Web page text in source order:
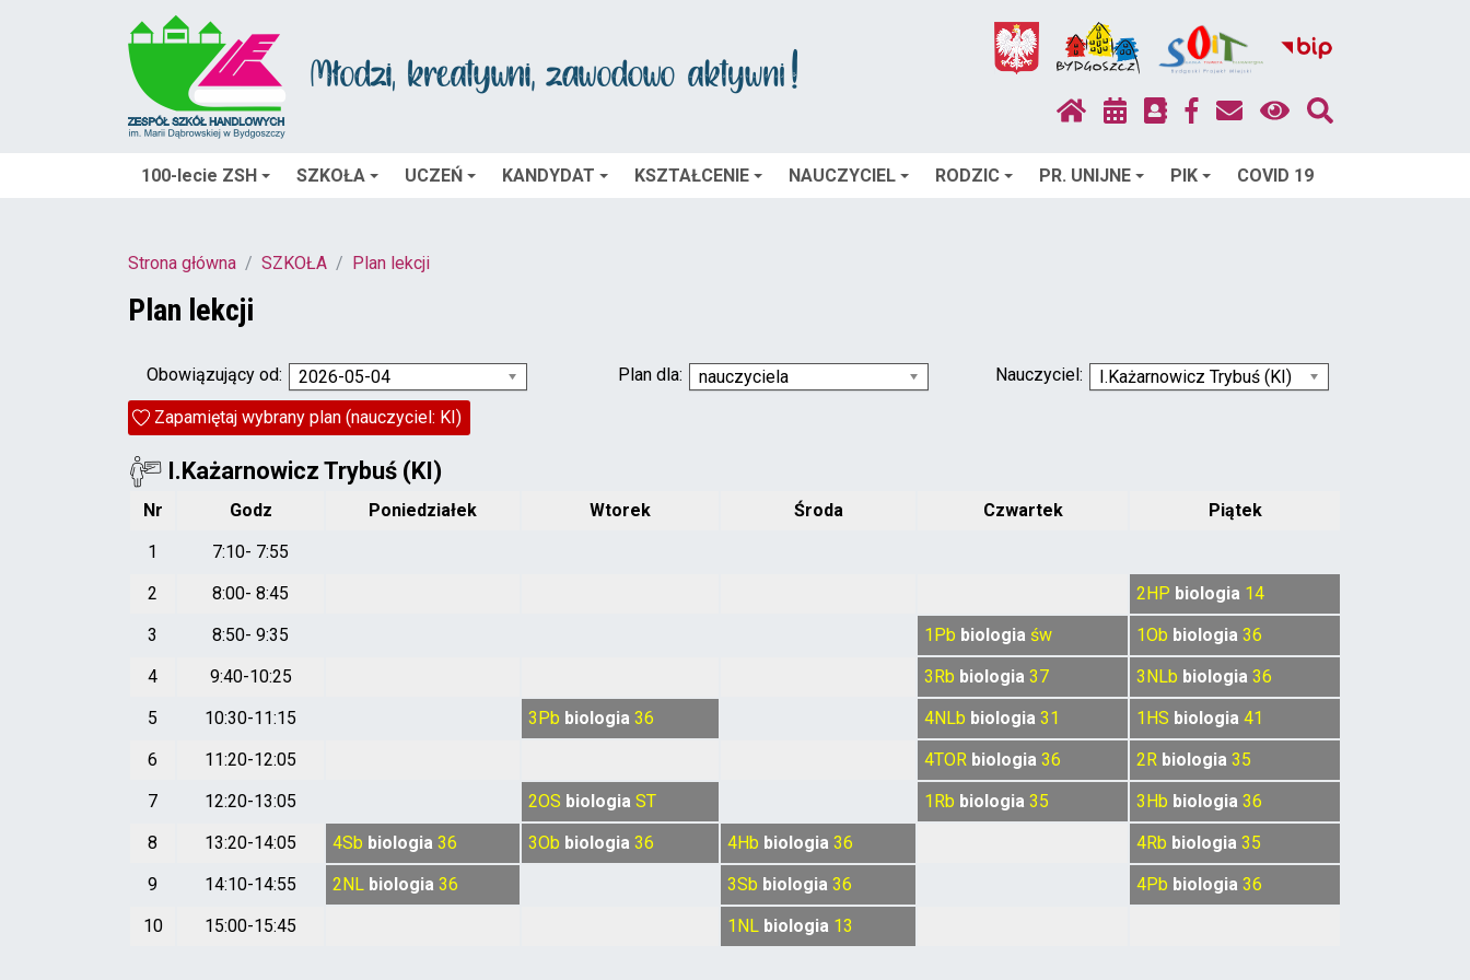
100-lecie ZSH SZKOŁA UCZEŃ KANDYDAT KSZTAŁCENIE NAUCZYCIEL RODZIC PR. UNIJNE PIK COVID 19
Strona główna SZKOŁA Plan lekcji
Plan lekcji
Obowiązujący od: 2026-05-04 Plan dla: nauczyciela Nauczyciel:
I.Każarnowicz Trybuś (KI)
Zapamiętaj wybrany plan (nauczyciel: KI)
I.Każarnowicz Trybuś (KI)
Nr Godz Poniedziałek Wtorek Środa Czwartek
Piątek
1
7:10- 7:55
2
8:00- 8:45 2HP biologia 14
3
8:50- 9:35 1Pb biologia św 1Ob biologia 36
4
9:40-10:25 3Rb biologia 37 3NLb biologia 36
5
10:30-11:15 3Pb biologia 36 4NLb biologia 31 1HS biologia 41
6
11:20-12:05 4TOR biologia 36 2R biologia 35
7
12:20-13:05 2OS biologia ST 1Rb biologia 35 3Hb biologia 36
8
13:20-14:05 4Sb biologia 36 3Ob biologia 36 4Hb biologia 36 4Rb biologia 35
9
14:10-14:55 2NL biologia 36 3Sb biologia 36 4Pb biologia 36
10
15:00-15:45 1NL biologia 13